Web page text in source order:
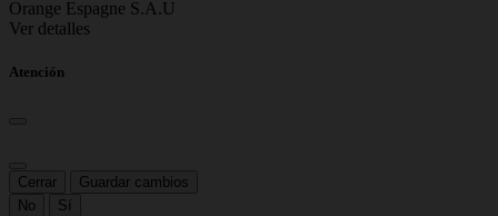
Orange Espagne S.A.U
Ver detalles
Atención
Cerrar
Guardar cambios
No
Sí